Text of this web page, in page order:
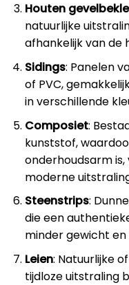
Houten
natuurlijke
afhankelijk van de
Sidings: Panelen
of PVC,
in verschillende
Composiet:
kunststof,
onderhoudsarm
moderne
Steenstrips:
die een
minder gewicht
Leien: Natuurlijke
tijdloze uitstraling